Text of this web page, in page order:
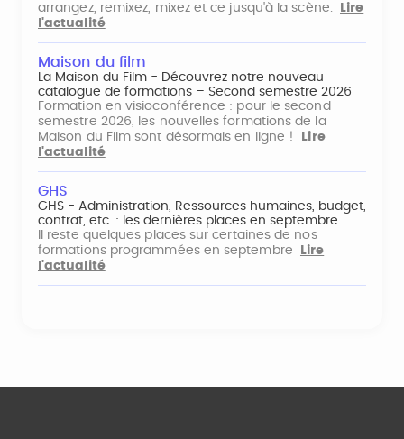
arrangez, remixez, mixez et ce jusqu'à la scène.
Lire
l'actualité
Maison du film
La Maison du Film - Découvrez notre nouveau
catalogue de formations – Second semestre 2026
Formation en visioconférence : pour le second
semestre 2026, les nouvelles formations de la
Maison du Film sont désormais en ligne !
Lire
l'actualité
GHS
GHS - Administration, Ressources humaines, budget,
contrat, etc. : les dernières places en septembre
Il reste quelques places sur certaines de nos
formations programmées en septembre
Lire
l'actualité